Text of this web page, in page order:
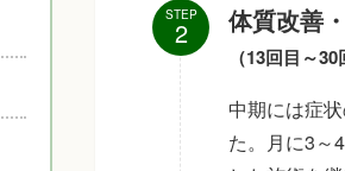
STEP 体質改善
（13回目～
中期には症
た。月に3～